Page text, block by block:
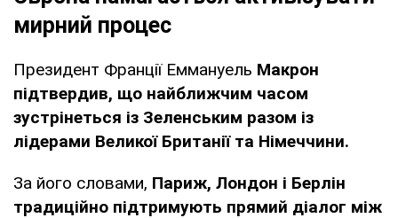
мирний процес
Президент Франції Еммануель Макрон
підтвердив, що найближчим часом
зустрінеться із Зеленським разом із
лідерами Великої Британії та Німеччини.
За його словами, Париж, Лондон і Берлін
традиційно підтримують прямий діалог між